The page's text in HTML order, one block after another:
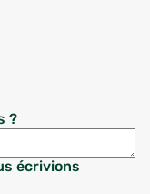
?
écrivions